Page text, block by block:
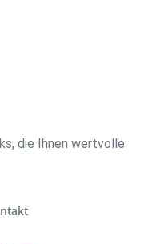
die Ihnen wertvolle